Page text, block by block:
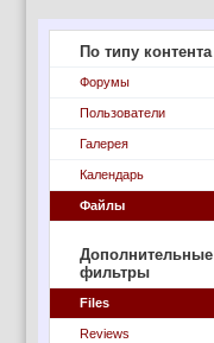
По типу контента
Форумы
Пользователи
Галерея
Календарь
Файлы
Дополнительные
фильтры
Files
Reviews